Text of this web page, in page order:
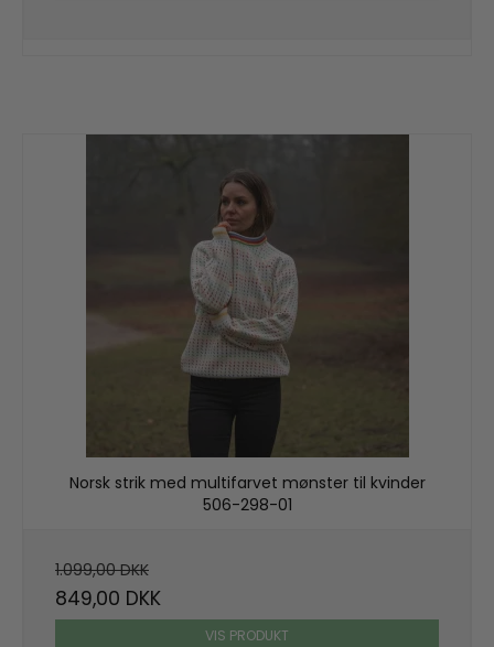
Norsk strik med multifarvet mønster til kvinder
506-298-01
1.099,00 DKK
849,00 DKK
VIS PRODUKT